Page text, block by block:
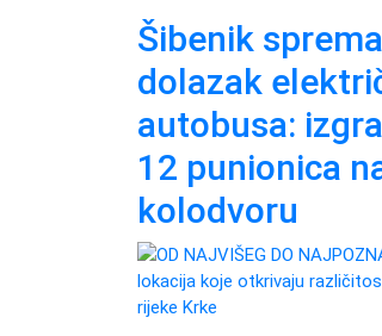
Šibenik
dolazak
autobusa:
12 punionica
kolodvoru